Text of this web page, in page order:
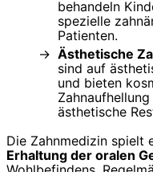
behandeln
spezielle
Patienten.
Ästhetische
sind auf
und bieten
ästhetische
Die Zahnmedizin spielt
Erhaltung der oralen